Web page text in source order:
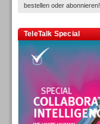
bestellen oder abonnieren!
TeleTalk Special
Personal